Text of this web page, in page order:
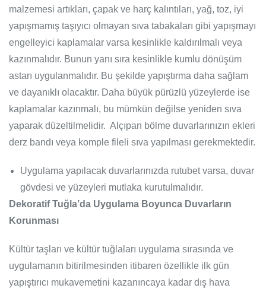
malzemesi artıkları, çapak ve harç kalıntıları, yağ, toz, iyi
yapışmamış taşıyıcı olmayan sıva tabakaları gibi yapışmayı
engelleyici kaplamalar varsa kesinlikle kaldırılmalı veya
kazınmalıdır. Bunun yanı sıra kesinlikle kumlu dönüşüm
astarı uygulanmalıdır. Bu şekilde yapıştırma daha sağlam
ve dayanıklı olacaktır. Daha büyük pürüzlü yüzeylerde ise
kaplamalar kazınmalı, bu mümkün değilse yeniden sıva
yaparak düzeltilmelidir. Alçıpan bölme duvarlarınızın ekleri
derz bandı veya komple fileli sıva yapılması gerekmektedir.
Uygulama yapılacak duvarlarınızda rutubet varsa, duvar
gövdesi ve yüzeyleri mutlaka kurutulmalıdır.
Dekoratif Tuğla’da Uygulama Boyunca Duvarların
Korunması
Kültür taşları ve kültür tuğlaları uygulama sırasında ve
uygulamanın bitirilmesinden itibaren özellikle ilk gün
yapıştırıcı mukavemetini kazanıncaya kadar dış hava